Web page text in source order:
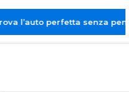
perfetta senza pensieri.